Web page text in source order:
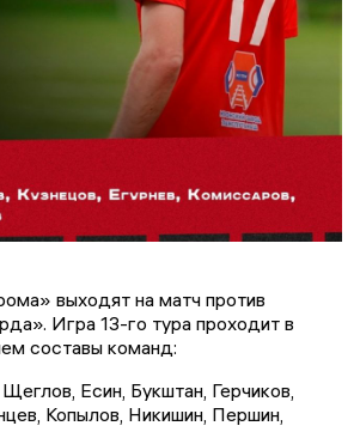
выходят на матч против
Игра 13-го тура проходит в
составы команд:
Есин, Букштан, Герчиков,
Копылов, Никишин, Першин,